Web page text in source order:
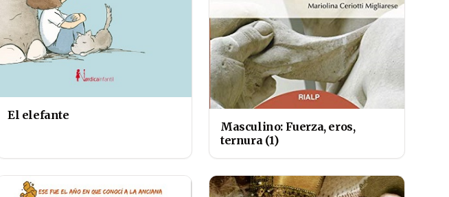
El elefante
Masculino: Fuerza, eros,
ternura (1)